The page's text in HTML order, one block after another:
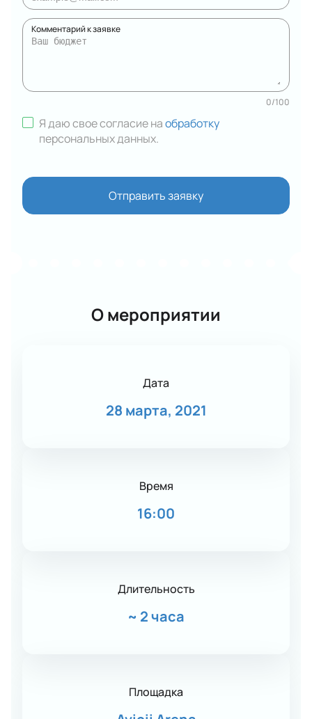
Комментарий к заявке
0/100
Я даю свое согласие наобработку
персональных данных.
Отправить заявку
О мероприятии
Дата
28 марта, 2021
Время
16:00
Длительность
~ 2 часа
Площадка